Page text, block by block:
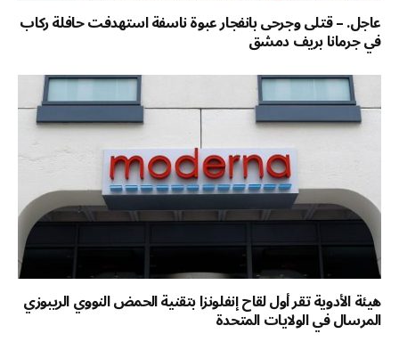
عاجل. – قتلى وجرحى بانفجار عبوة ناسفة استهدفت حافلة ركاب
في جرمانا بريف دمشق
هيئة الأدوية تقر أول لقاح إنفلونزا بتقنية الحمض النووي الريبوزي
المرسال في الولايات المتحدة